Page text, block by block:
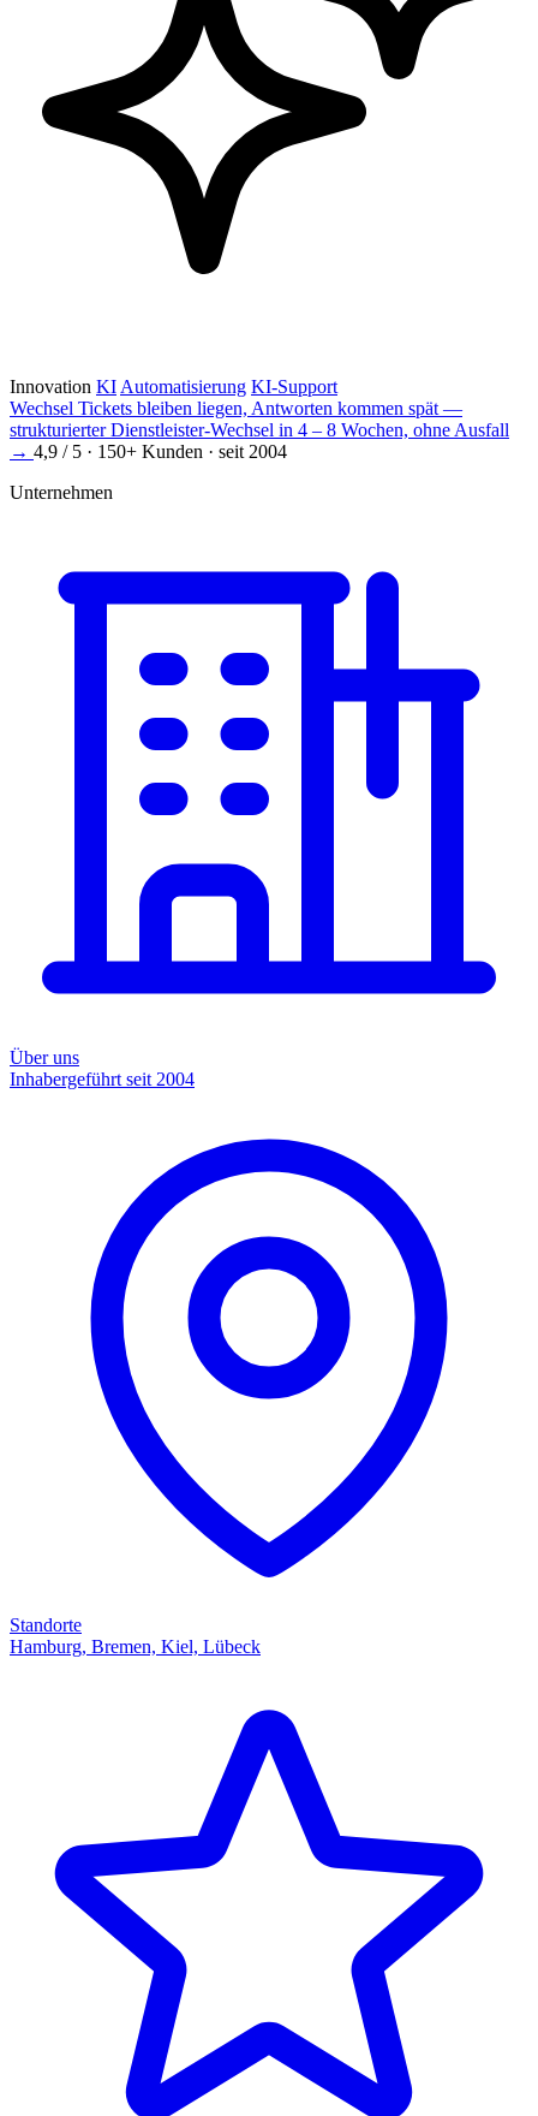
Innovation KI Automatisierung KI-Support
Wechsel Tickets bleiben liegen, Antworten kommen spät —
strukturierter Dienstleister-Wechsel in 4 – 8 Wochen, ohne Ausfall
→ 4,9 / 5 · 150+ Kunden · seit 2004
Unternehmen
Über uns
Inhabergeführt seit 2004
Standorte
Hamburg, Bremen, Kiel, Lübeck